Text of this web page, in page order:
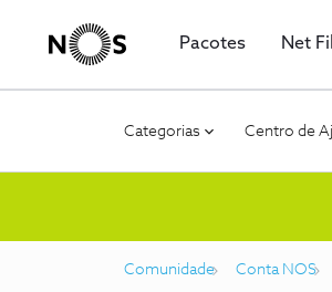
Pacotes Net
Categorias Centro de
Comunidade Conta NOS